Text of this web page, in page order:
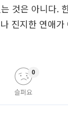
것은 아니다.
진지한 연애
슬퍼요
0